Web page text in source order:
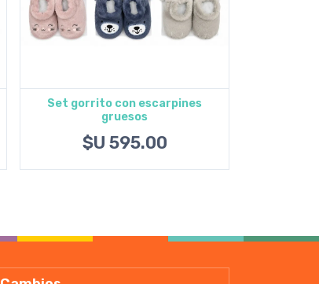
Agregar al carrito
Set gorrito con escarpines
gruesos
$U 595.00